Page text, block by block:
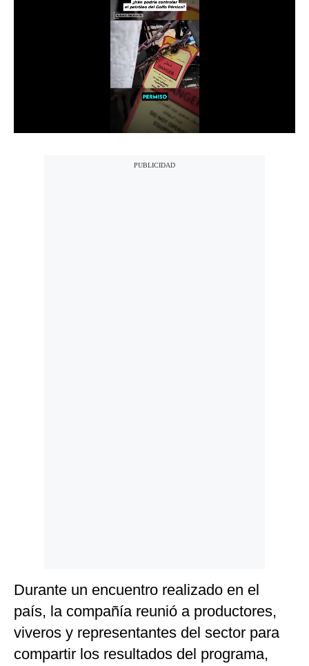
De
Durante un encuentro realizado en el
país, la compañía reunió a productores,
viveros y representantes del sector para
compartir los resultados del programa,